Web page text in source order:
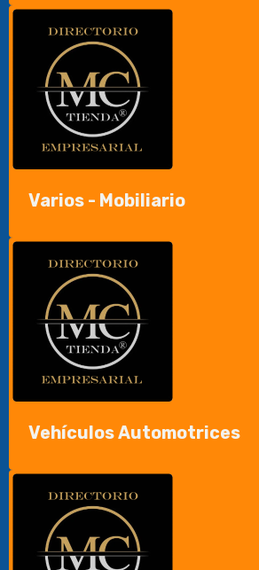
Varios - Mobiliario
Vehículos Automotrices